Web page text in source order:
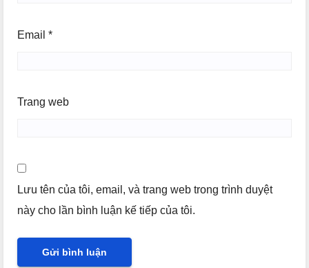
Email *
Trang web
Lưu tên của tôi, email, và trang web trong trình duyệt
này cho lần bình luận kế tiếp của tôi.